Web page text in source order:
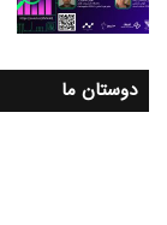
دوستان ما